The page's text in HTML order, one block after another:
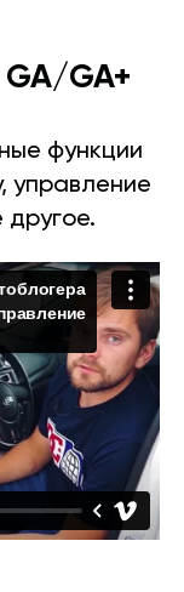
GA+
функции
управление